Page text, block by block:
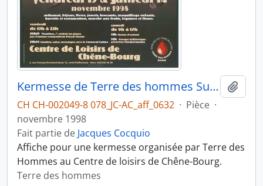
Kermesse de Terre des hommes Suisse
CH CH-002049-8 078_JC-AC_aff_0632 · Pièce ·
novembre 1998
Fait partie de Jacques Cocquio
Affiche pour une kermesse organisée par Terre des
Hommes au Centre de loisirs de Chêne-Bourg.
Terre des hommes